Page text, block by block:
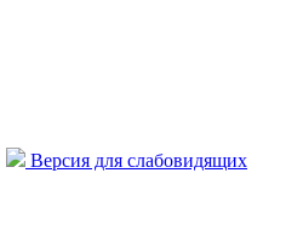
Версия для слабовидящих